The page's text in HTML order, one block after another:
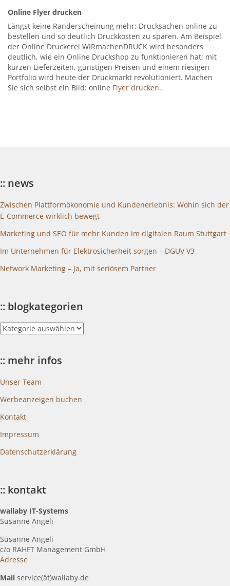
Online Flyer drucken
Längst keine Randerscheinung mehr: Drucksachen online zu
bestellen und so deutlich Druckkosten zu sparen. Am Beispiel
der Online Druckerei WIRmachenDRUCK wird besonders
deutlich, wie ein Online Druckshop zu funktionieren hat: mit
kurzen Lieferzeiten, günstigen Preisen und einem riesigen
Portfolio wird heute der Druckmarkt revolutioniert. Machen
Sie sich selbst ein Bild: online Flyer drucken..
:: news
Zwischen Plattformökonomie und Kundenerlebnis: Wohin sich der
E-Commerce wirklich bewegt
Marketing und SEO für mehr Kunden im digitalen Raum Stuttgart
Im Unternehmen für Elektrosicherheit sorgen – DGUV V3
Network Marketing – Ja, mit seriösem Partner
:: blogkategorien
::
blogkategorien
:: mehr infos
Unser Team
Werbeanzeigen buchen
Kontakt
Impressum
Datenschutzerklärung
:: kontakt
wallaby IT-Systems
Susanne Angeli
Susanne Angeli
c/o RAHFT Management GmbH
Adresse
Mail service(ät)wallaby.de